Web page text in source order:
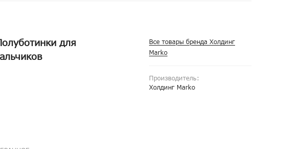
Все товары бренда Холдинг
Marko
Производитель:
Холдинг Marko
для